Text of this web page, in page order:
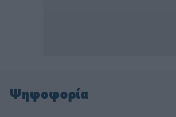
Ψηφοφορία